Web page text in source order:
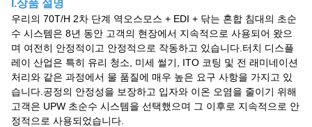
I.상품 설명
우리의 70T/H 2차 단계 역오스모스 + EDI + 닦는 혼합 침대의 초순
수 시스템은 8년 동안 고객의 현장에서 지속적으로 사용되어 왔으
며 여전히 안정적이고 안정적으로 작동하고 있습니다. 터치 디스플
레이 산업은 특히 유리 청소, 미세 썰기, ITO 코팅 및 전 래미네이션
처리와 같은 과정에서 물 품질에 매우 높은 요구 사항을 가지고 있
습니다. 공정의 안정성을 보장하고 입자와 이온 오염을 줄이기 위해
고객은 UPW 초순수 시스템을 선택했으며 그 이후로 지속적으로 안
정적으로 사용되었습니다.